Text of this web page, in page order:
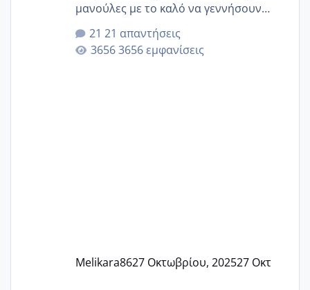
μανούλες με το καλό να γεννήσουν
αυτές που ήδη περιμένουν. Να πάρουν
γερα μωράκια στην αγκαλίτσα τους
🙏🏼🙏🏼 Ας πάμε λοιπόν στο θέμα μου.
21 απαντήσεις
3656 εμφανίσεις
Melikara8627 Οκτωβρίου, 202527 Οκτ